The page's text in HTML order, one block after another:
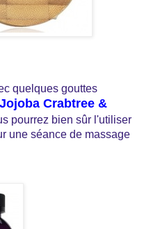
quelques gouttes
Crabtree &
pourrez bien sûr l'utiliser
une séance de massage